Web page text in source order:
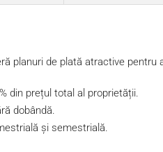
planuri de plată atractive pentru
din prețul total al proprietății.
dobândă.
și semestrială.